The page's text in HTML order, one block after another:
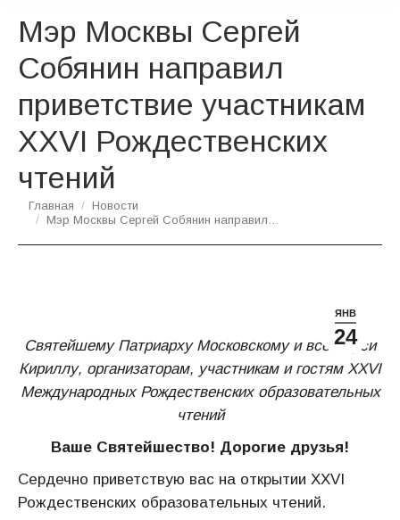
Мэр Москвы Сергей
Собянин направил
приветствие участникам
XXVI Рождественских
чтений
Вы здесь:
Главная
Новости
Мэр Москвы Сергей Собянин направил…
ЯНВ
24
Святейшему Патриарху Московскому и всея Руси
Кириллу, организаторам, участникам и гостям XXVI
Международных Рождественских образовательных
чтений
Ваше Святейшество! Дорогие друзья!
Сердечно приветствую вас на открытии XXVI
Рождественских образовательных чтений.